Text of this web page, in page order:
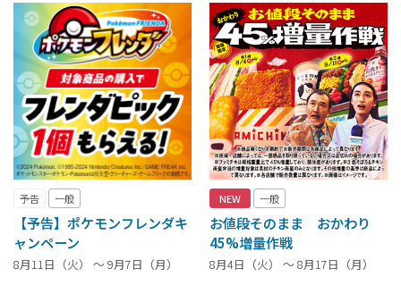
予告 一般
【予告】ポケモンフレンダキ
ャンペーン
8月11日（火） ～ 9月7日（月）
NEW 一般
お値段そのまま おかわり
45%増量作戦
8月4日（火） ～ 8月17日（月）